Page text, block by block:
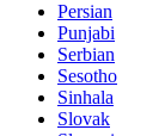
Persian
Punjabi
Serbian
Sesotho
Sinhala
Slovak